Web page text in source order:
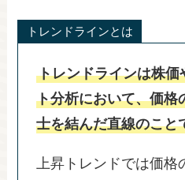
トレンドラインとは
トレンドラインは株価
ト分析において、価格
士を結んだ直線のこと
上昇トレンドでは価格